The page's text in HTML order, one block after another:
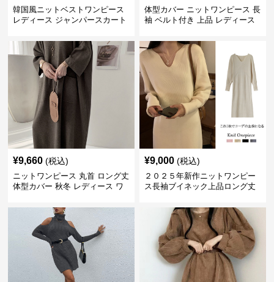
韓国風ニットベストワンピース
レディース ジャンパースカート
体型カバー ニットワンピース 長
袖 ベルト付き 上品 レディース
¥9,660 (税込)
ニットワンピース 丸首 ロング丈
体型カバー 秋冬 レディース ワ
¥9,000 (税込)
２０２５年新作ニットワンピー
ス長袖ブイネック上品ロング丈